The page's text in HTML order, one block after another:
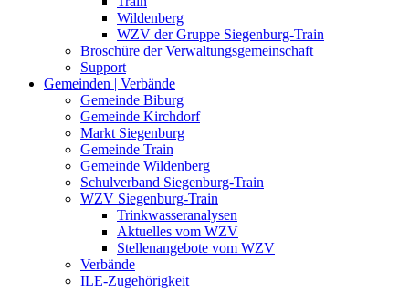
Wildenberg
WZV der Gruppe Siegenburg-Train
Broschüre der Verwaltungsgemeinschaft
Support
Gemeinden | Verbände
Gemeinde Biburg
Gemeinde Kirchdorf
Markt Siegenburg
Gemeinde Train
Gemeinde Wildenberg
Schulverband Siegenburg-Train
WZV Siegenburg-Train
Trinkwasseranalysen
Aktuelles vom WZV
Stellenangebote vom WZV
Verbände
ILE-Zugehörigkeit